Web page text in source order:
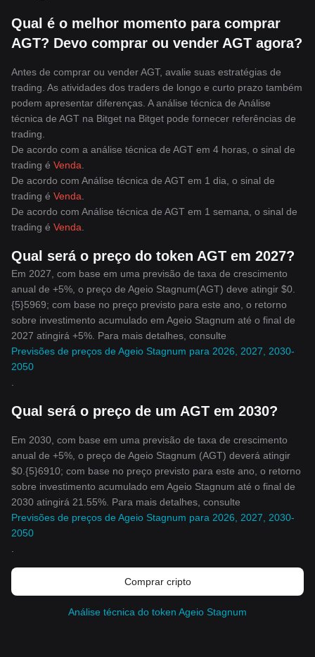
Qual é o melhor momento para comprar
AGT? Devo comprar ou vender AGT agora?
Antes de comprar ou vender AGT, avalie suas estratégias de
trading. As atividades dos traders de longo e curto prazo também
podem apresentar diferenças. A análise técnica de Análise
técnica de AGT na Bitget na Bitget pode fornecer referências de
trading.
De acordo com a análise técnica de AGT em 4 horas, o sinal de
trading é Venda
De acordo com Análise técnica de AGT em 1 dia, o sinal de
trading é Venda
De acordo com Análise técnica de AGT em 1 semana, o sinal de
trading é Venda
Qual será o preço do token AGT em 2027?
Em 2027, com base em uma previsão de taxa de crescimento
anual de +5%, o preço de Ageio Stagnum(AGT) deve atingir $0.
{5}5969; com base no preço previsto para este ano, o retorno
sobre investimento acumulado em Ageio Stagnum até o final de
2027 atingirá +5%. Para mais detalhes, consulte
Previsões de preços de Ageio Stagnum para 2026, 2027, 2030-
2050
Qual será o preço de um AGT em 2030?
Em 2030, com base em uma previsão de taxa de crescimento
anual de +5%, o preço de Ageio Stagnum (AGT) deverá atingir
$0.{5}6910; com base no preço previsto para este ano, o retorno
sobre investimento acumulado em Ageio Stagnum até o final de
2030 atingirá 21.55%. Para mais detalhes, consulte
Previsões de preços de Ageio Stagnum para 2026, 2027, 2030-
2050
Comprar cripto
Análise técnica do token Ageio Stagnum